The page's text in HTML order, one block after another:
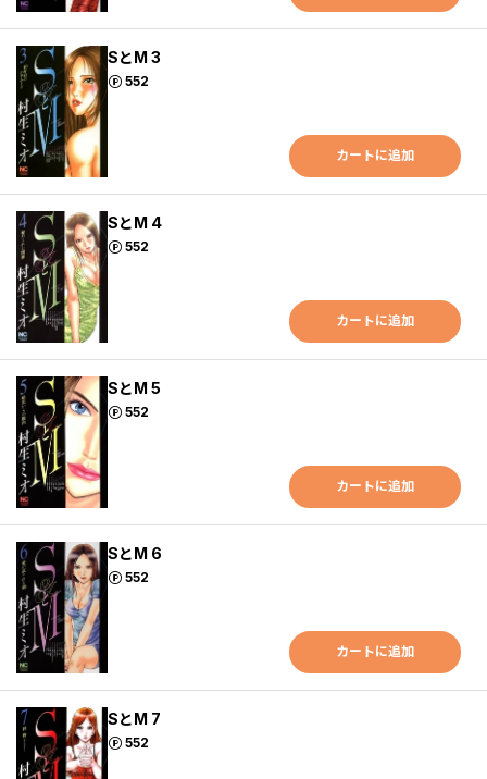
SとM 3
552
ポイント
カートに追加
SとM 4
552
ポイント
カートに追加
SとM 5
552
ポイント
カートに追加
SとM 6
552
ポイント
カートに追加
SとM 7
552
ポイント